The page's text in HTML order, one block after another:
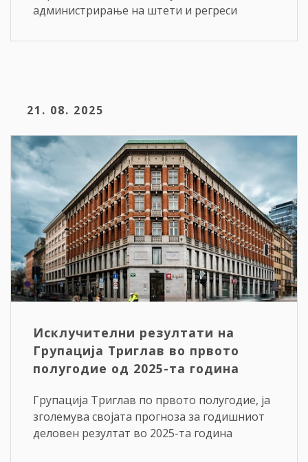
администрирање на штети и регреси
21. 08. 2025
Исклучителни резултати на
Групација Триглав во првото
полугодие од 2025-та година
Групација Триглав по првото полугодие, ја
зголемува својата прогноза за годишниот
деловен резултат во 2025-та година